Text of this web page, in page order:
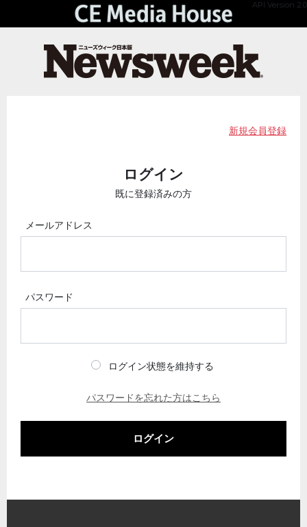
API Version 2.0
新規会員登録
ログイン
既に登録済みの方
メールアドレス
パスワード
ログイン状態を維持する
パスワードを忘れた方はこちら
ログイン